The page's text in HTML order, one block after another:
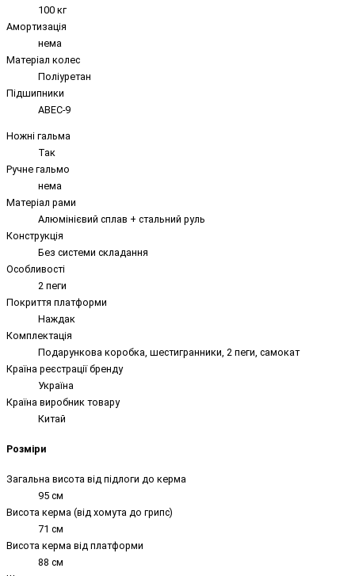
100 кг
Амортизація
нема
Матеріал колес
Поліуретан
Підшипники
ABEC-9
Ножні гальма
Так
Ручне гальмо
нема
Матеріал рами
Алюмінієвий сплав + стальний руль
Конструкція
Без системи складання
Особливості
2 пеги
Покриття платформи
Наждак
Комплектація
Подарункова коробка, шестигранники, 2 пеги, самокат
Країна реєстрації бренду
Україна
Країна виробник товару
Китай
Розміри
Загальна висота від підлоги до керма
95 см
Висота керма (від хомута до грипс)
71 см
Висота керма від платформи
88 см